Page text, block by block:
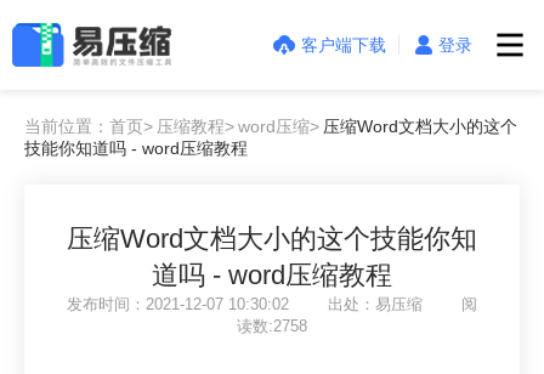
客户端下载 登录
当前位置：首页> 压缩教程>word压缩> 压缩Word文档大小的这个
技能你知道吗 - word压缩教程
压缩Word文档大小的这个技能你知
道吗 - word压缩教程
发布时间：2021-12-07 10:30:02 出处：易压缩 阅
读数:2758